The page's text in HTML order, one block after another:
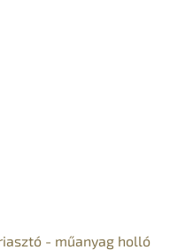
- műanyag holló